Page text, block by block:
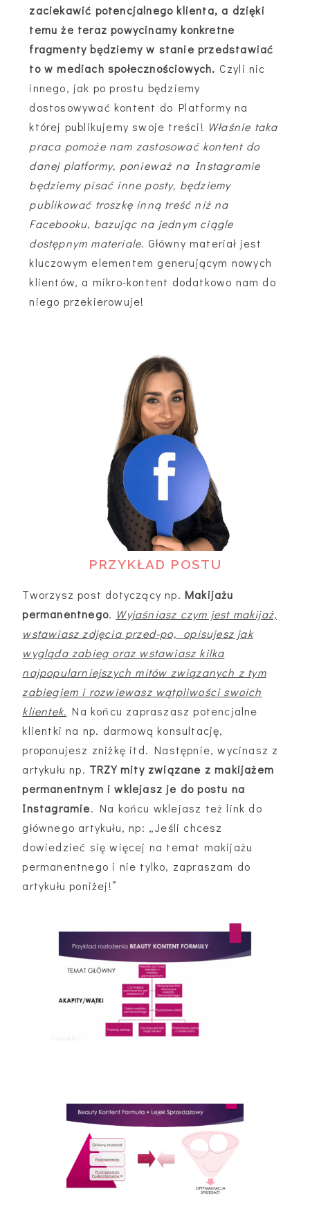
zaciekawić potencjalnego klienta, a dzięki
temu że teraz powycinamy konkretne
fragmenty będziemy w stanie przedstawiać
to w mediach społecznościowych. Czyli nic
innego, jak po prostu będziemy
dostosowywać kontent do Platformy na
której publikujemy swoje treści! Właśnie taka
praca pomoże nam zastosować kontent do
danej platformy, ponieważ na Instagramie
będziemy pisać inne posty, będziemy
publikować troszkę inną treść niż na
Facebooku, bazując na jednym ciągle
dostępnym materiale. Główny materiał jest
kluczowym elementem generującym nowych
klientów, a mikro-kontent dodatkowo nam do
niego przekierowuje!
PRZYKŁAD POSTU
Tworzysz post dotyczący np.Makijażu
permanentnego. Wyjaśniasz czym jest makijaż,
wstawiasz zdjęcia przed-po, opisujesz jak
wygląda zabieg oraz wstawiasz kilka
najpopularniejszych mitów związanych z tym
zabiegiem i rozwiewasz wątpliwości swoich
klientek. Na końcu zapraszasz potencjalne
klientki na np. darmową konsultację,
proponujesz zniżkę itd. Następnie, wycinasz z
artykułu np. TRZY mity związane z makijażem
permanentnym i wklejasz je do postu na
Instagramie. Na końcu wklejasz też link do
głównego artykułu, np: „Jeśli chcesz
dowiedzieć się więcej na temat makijażu
permanentnego i nie tylko, zapraszam do
artykułu poniżej!”